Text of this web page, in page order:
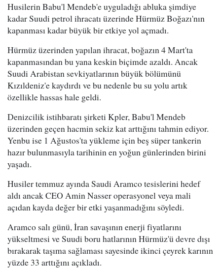
Husilerin Babu'l Mendeb'e uyguladığı abluka şimdiye
kadar Suudi petrol ihracatı üzerinde Hürmüz Boğazı'nın
kapanması kadar büyük bir etkiye yol açmadı.
Hürmüz üzerinden yapılan ihracat, boğazın 4 Mart'ta
kapanmasından bu yana keskin biçimde azaldı. Ancak
Suudi Arabistan sevkiyatlarının büyük bölümünü
Kızıldeniz'e kaydırdı ve bu nedenle bu su yolu artık
özellikle hassas hale geldi.
Denizcilik istihbaratı şirketi Kpler, Babu'l Mendeb
üzerinden geçen hacmin sekiz kat arttığını tahmin ediyor.
Yenbu ise 1 Ağustos'ta yükleme için beş süper tankerin
hazır bulunmasıyla tarihinin en yoğun günlerinden birini
yaşadı.
Husiler temmuz ayında Saudi Aramco tesislerini hedef
aldı ancak CEO Amin Nasser operasyonel veya mali
açıdan kayda değer bir etki yaşanmadığını söyledi.
Aramco salı günü, İran savaşının enerji fiyatlarını
yükseltmesi ve Suudi boru hatlarının Hürmüz'ü devre dışı
bırakarak taşıma sağlaması sayesinde ikinci çeyrek karının
yüzde 33 arttığını açıkladı.